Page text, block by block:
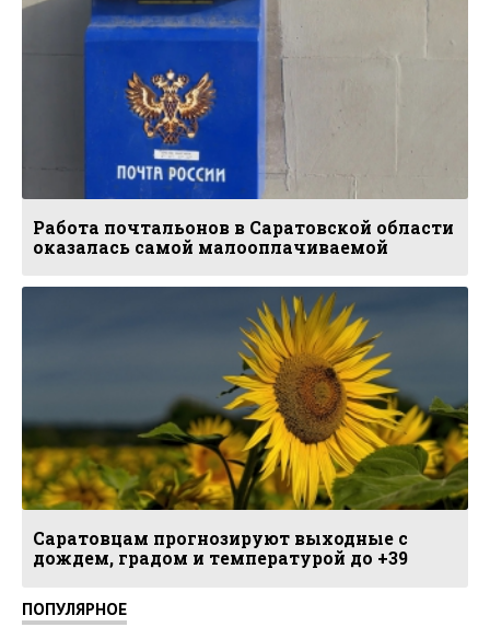
Работа почтальонов в Саратовской области
оказалась самой малооплачиваемой
Саратовцам прогнозируют выходные с
дождем, градом и температурой до +39
ПОПУЛЯРНОЕ